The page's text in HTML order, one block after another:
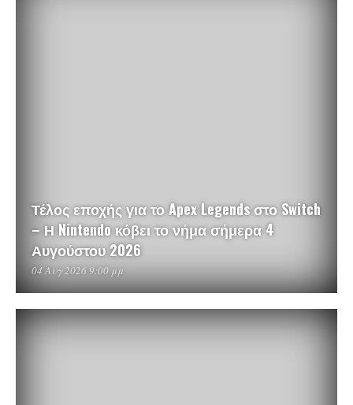
Τέλος εποχής για το Apex Legends στο Switch
– Η Nintendo κόβει το νήμα σήμερα 4
Αυγούστου 2026
04 Αυγ 2026 9:00 μμ